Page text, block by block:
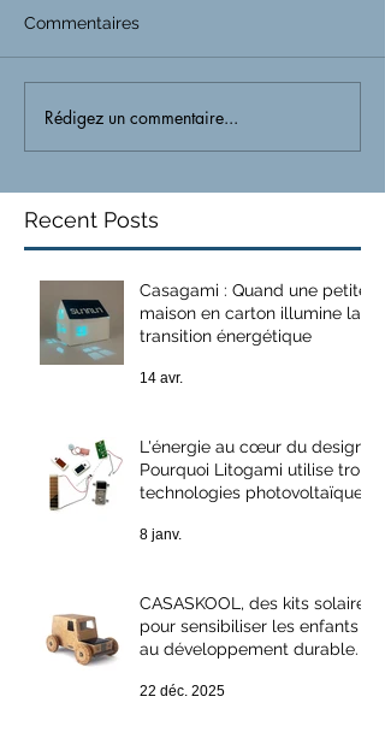
Commentaires
Rédigez un commentaire...
Recent Posts
Casagami : Quand une petite
maison en carton illumine la
transition énergétique
14 avr.
L'énergie au cœur du design :
Pourquoi Litogami utilise trois
technologies photovoltaïques
8 janv.
CASASKOOL, des kits solaires
pour sensibiliser les enfants
au développement durable.
22 déc. 2025